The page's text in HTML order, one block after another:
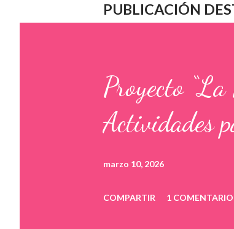
PUBLICACIÓN
Proyecto
Actividades
marzo 10, 2026
COMPARTIR 1 COMENTARIO